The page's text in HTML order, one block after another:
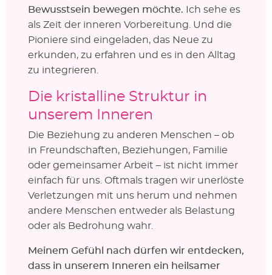
Bewusstsein bewegen möchte. Ich sehe es
als Zeit der inneren Vorbereitung. Und die
Pioniere sind eingeladen, das Neue zu
erkunden, zu erfahren und es in den Alltag
zu integrieren.
Die kristalline Struktur in
unserem Inneren
Die Beziehung zu anderen Menschen – ob
in Freundschaften, Beziehungen, Familie
oder gemeinsamer Arbeit – ist nicht immer
einfach für uns. Oftmals tragen wir unerlöste
Verletzungen mit uns herum und nehmen
andere Menschen entweder als Belastung
oder als Bedrohung wahr.
Meinem Gefühl nach dürfen wir entdecken,
dass in unserem Inneren ein heilsamer